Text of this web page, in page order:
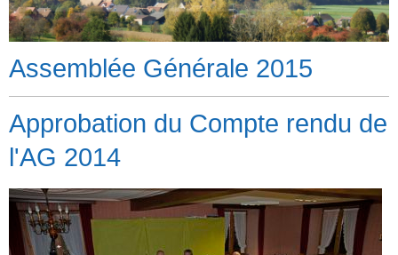
Assemblée Générale 2015
Approbation du Compte rendu de
l'AG 2014